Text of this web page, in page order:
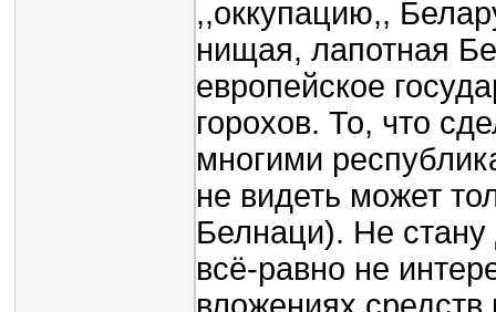
,,оккупацию,,
нищая, лапотная
европейское
горохов. То, что
многими
не видеть может
Белнаци). Не
всё-равно не